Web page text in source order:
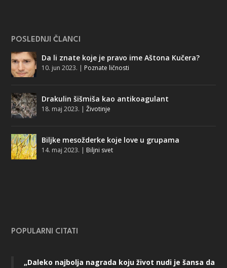
POSLEDNJI ČLANCI
Da li znate koje je pravo ime Aštona Kučera?
10. jun 2023. | Poznate ličnosti
Drakulin šišmiša kao antikoagulant
18. maj 2023. |Životinje
Biljke mesožderke koje love u grupama
14. maj 2023. | Biljni svet
POPULARNI CITATI
„Daleko najbolja nagrada koju život nudi je šansa da